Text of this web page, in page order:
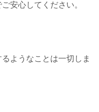
安心してください。
ようなことは一切しま